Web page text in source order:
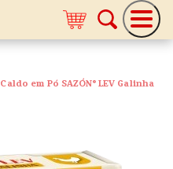
Caldo em Pó SAZÓN® LEV Galinha